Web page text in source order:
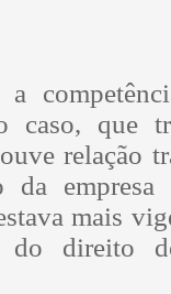
a
caso, que
relação
da
mais
do direito